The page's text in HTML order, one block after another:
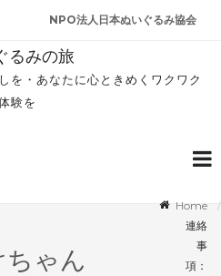
NPO法人日本ぬいぐるみ協会
るみの旅
を・あなたに心ときめくワクワク
験を
ゃん
Home
連絡
事
項：